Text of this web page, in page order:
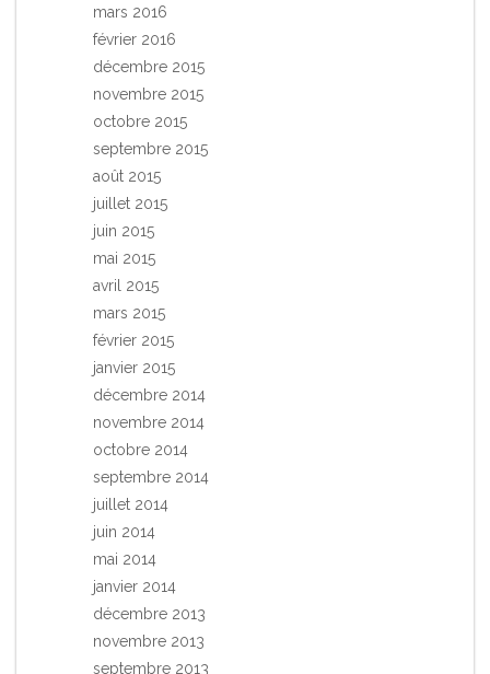
mars 2016
février 2016
décembre 2015
novembre 2015
octobre 2015
septembre 2015
août 2015
juillet 2015
juin 2015
mai 2015
avril 2015
mars 2015
février 2015
janvier 2015
décembre 2014
novembre 2014
octobre 2014
septembre 2014
juillet 2014
juin 2014
mai 2014
janvier 2014
décembre 2013
novembre 2013
septembre 2013